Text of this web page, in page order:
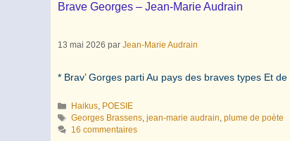
Brave Georges – Jean-Marie Audrain
13 mai 2026 par Jean-Marie Audrain
* Brav’ Gorges parti Au pays des braves types Et de
Catégories
Haikus, POESIE
Étiquettes
Georges Brassens,jean-marie audrain,plume de poète
16 commentaires